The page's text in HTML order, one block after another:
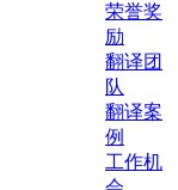
荣誉奖
励
翻译团
队
翻译案
例
工作机